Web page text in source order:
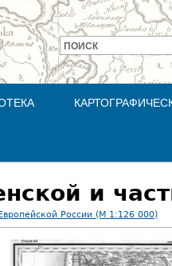
Форма
поиска
ПОИСК
и
России (М 1:126 000)